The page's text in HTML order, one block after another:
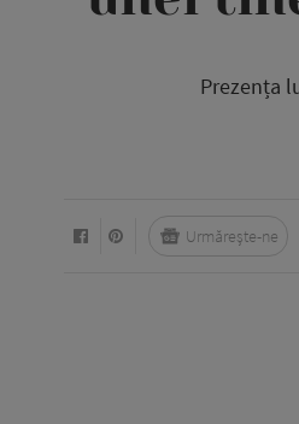
Prezența
Urmărește-ne